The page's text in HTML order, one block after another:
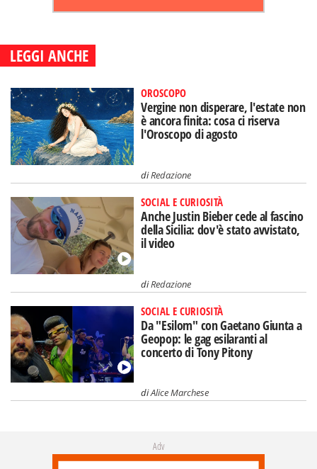
LEGGI ANCHE
OROSCOPO
Vergine non disperare, l'estate non
è ancora finita: cosa ci riserva
l'Oroscopo di agosto
diRedazione
SOCIAL E CURIOSITÀ
Anche Justin Bieber cede al fascino
della Sicilia: dov'è stato avvistato,
il video
diRedazione
SOCIAL E CURIOSITÀ
Da "Esilom" con Gaetano Giunta a
Geopop: le gag esilaranti al
concerto di Tony Pitony
diAlice Marchese
Adv